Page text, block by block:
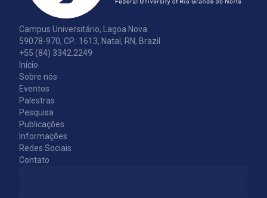
Campus Universitário, Lagoa Nova
59078-970, CP.: 1613, Natal, RN, Brazil
+55 (84) 3342.2249
Início
Sobre nós
Eventos
Palestras
Pesquisa
Publicações
Informações
Redes Sociais
Contato